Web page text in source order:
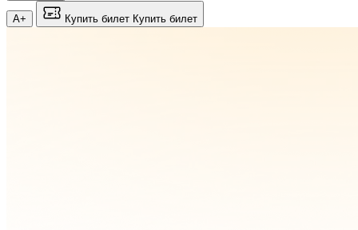
A+ Купить билет Купить билет